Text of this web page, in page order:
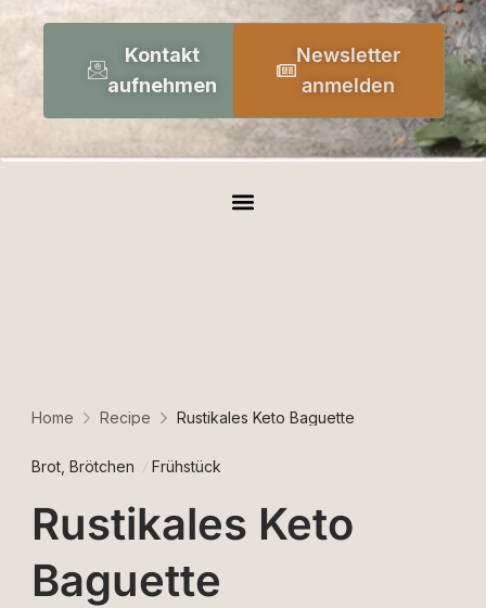
Kontakt
aufnehmen
Newsletter
anmelden
Home Recipe Rustikales Keto Baguette
Brot, Brötchen Frühstück
Rustikales Keto
Baguette